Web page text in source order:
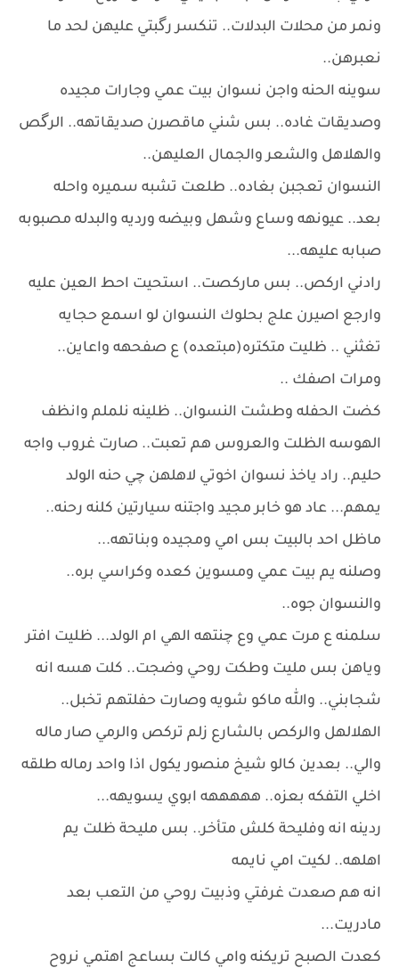
ونمر من محلات البدلات.. تنكسر رگبتي عليهن لحد ما
نعبرهن..
سوينه الحنه واجن نسوان بيت عمي وجارات مجيده
وصديقات غاده.. بس شني ماقصرن صديقاتهه.. الرگص
والهلاهل والشعر والجمال العليهن..
النسوان تعجبن بغاده.. طلعت تشبه سميره واحله
بعد.. عيونهه وساع وشهل وبيضه ورديه والبدله مصبوبه
صبابه عليهه...
رادني اركص.. بس ماركصت.. استحيت احط العين عليه
وارجع اصيرن علج بحلوك النسوان لو اسمع حجايه
تغثني .. ظليت متكتره(مبتعده) ع صفحهه واعاين..
ومرات اصفك ..
كضت الحفله وطشت النسوان.. ظلينه نلملم وانظف
الهوسه الظلت والعروس هم تعبت.. صارت غروب واجه
حليم.. راد ياخذ نسوان اخوتي لاهلهن چي حنه الولد
يمهم... عاد هو خابر مجيد واجتنه سيارتين كلنه رحنه..
ماظل احد بالبيت بس امي ومجيده وبناتهه...
وصلنه يم بيت عمي ومسوين كعده وكراسي بره..
والنسوان جوه..
سلمنه ع مرت عمي وع چنتهه الهي ام الولد... ظليت افتر
وياهن بس مليت وطكت روحي وضجت.. كلت هسه انه
شجابني.. والله ماكو شويه وصارت حفلتهم تخبل..
الهلالهل والركص بالشارع زلم تركص والرمي صار ماله
والي.. بعدين كالو شيخ منصور يكول اذا واحد رماله طلقه
اخلي التفكه بعزه.. هههههه ابوي يسويهه...
ردينه انه وفليحة كلش متأخر.. بس مليحة ظلت يم
اهلهه.. لكيت امي نايمه
انه هم صعدت غرفتي وذبيت روحي من التعب بعد
مادريت...
كعدت الصبح تريكنه وامي كالت بساعج اهتمي نروح